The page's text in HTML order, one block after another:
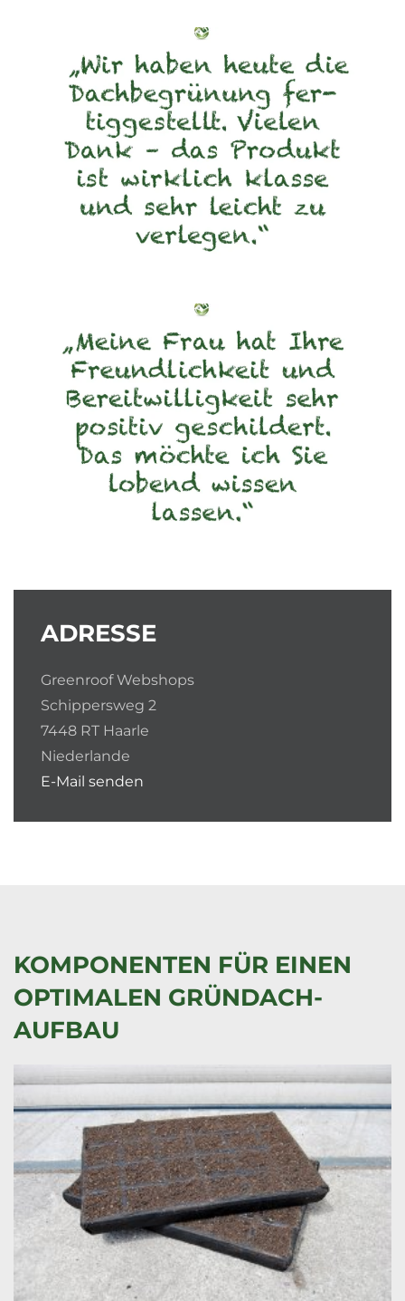
ADRESSE
Greenroof Webshops
Schippersweg 2
7448 RT Haarle
Niederlande
E-Mail senden
KOMPONENTEN FÜR EINEN
OPTIMALEN GRÜNDACH-
AUFBAU